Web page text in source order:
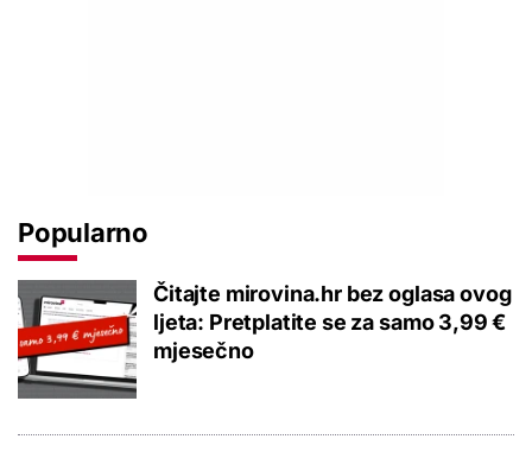
Popularno
Čitajte mirovina.hr bez oglasa ovog
ljeta: Pretplatite se za samo 3,99 €
mjesečno